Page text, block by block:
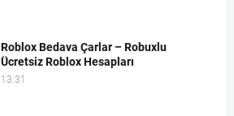
Roblox Bedava Çarlar – Robuxlu
Ücretsiz Roblox Hesapları
13:31